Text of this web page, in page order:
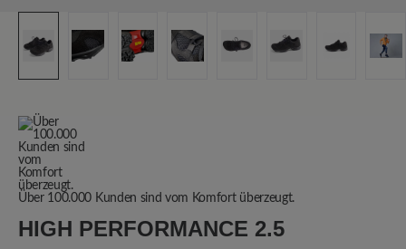
Über 100.000 Kunden sind vom Komfort überzeugt.
HIGH PERFORMANCE 2.5